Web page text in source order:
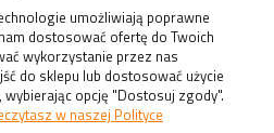
umożliwiają poprawne
dostosować ofertę do Twoich
wykorzystanie przez nas
do sklepu lub dostosować użycie
opcję "Dostosuj zgody".
w naszej Polityce